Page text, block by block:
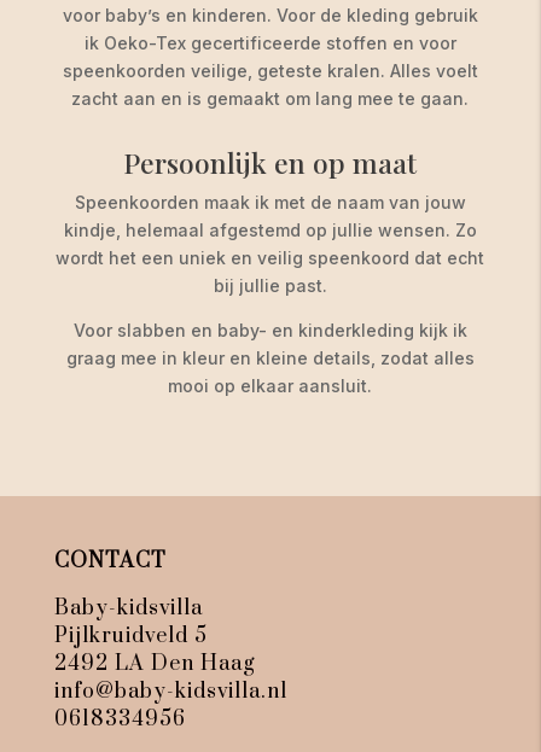
voor baby’s en kinderen. Voor de kleding gebruik
ik Oeko-Tex gecertificeerde stoffen en voor
speenkoorden veilige, geteste kralen. Alles voelt
zacht aan en is gemaakt om lang mee te gaan.
Persoonlijk en op maat
Speenkoorden maak ik met de naam van jouw
kindje, helemaal afgestemd op jullie wensen. Zo
wordt het een uniek en veilig speenkoord dat echt
bij jullie past.
Voor slabben en baby- en kinderkleding kijk ik
graag mee in kleur en kleine details, zodat alles
mooi op elkaar aansluit.
CONTACT
Baby-kidsvilla
Pijlkruidveld 5
2492 LA Den Haag
info@baby-kidsvilla.nl
0618334956